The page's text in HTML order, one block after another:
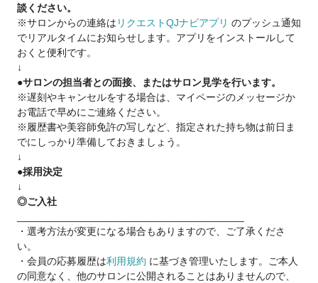
・34歳男性／入社半年（10時〜22時／月8日休）
月収72万円
→ 売上の不安がほぼなくなりました
【働きやすさのポイント】
● 集客は会社が全面サポート（新規月200名以上）
● インボイス分は会社負担（手取りは変わりません）
● SNSや髪質改善の強要なし（やりたい人だけでOK）
● 顧客移行サポートあり（最初の3ヶ月は希望条件で入客OK）
履歴書も、覚悟もいりません。
・少し話を聞いてみたい
・自分に合うか確認したい
サロン見学、いつでも歓迎しています。
談ください。
※サロンからの連絡は リクエストQJナビアプリ のプッシュ通知
でリアルタイムにお知らせします。アプリをインストールして
おくと便利です。
↓
●サロンの担当者との面接、またはサロン見学を行います。
※遅刻やキャンセルをする場合は、マイページのメッセージか
お電話で早めにご連絡ください。
※履歴書や美容師免許の写しなど、指定された持ち物は前日ま
でにしっかり準備しておきましょう。
↓
●採用決定
↓
◎ご入社
・選考方法が変更になる場合もありますので、ご了承くださ
い。
・会員の応募履歴は利用規約 に基づき管理いたします。ご本人
の同意なく、他のサロンに公開されることはありませんので、